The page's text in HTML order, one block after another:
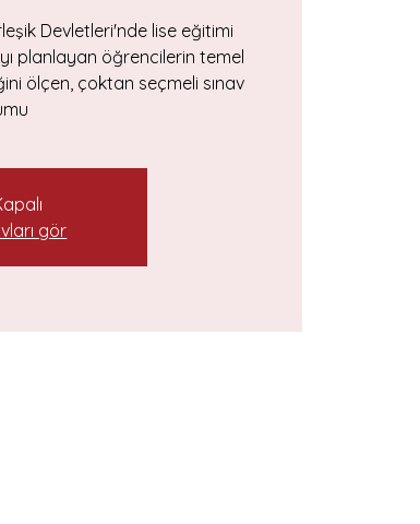
Devletleri'nde lise eğitimi
planlayan öğrencilerin temel
ölçen, çoktan seçmeli sınav
gör